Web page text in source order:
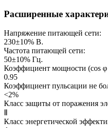
Расширенные
Напряжение питающей сети:
230±10% В.
Частота питающей сети:
50±10% Гц.
Коэффициент мощности (cos φ
0.95
Коэффициент пульсации не
<2%
Класс защиты от поражения
Класс энергетической